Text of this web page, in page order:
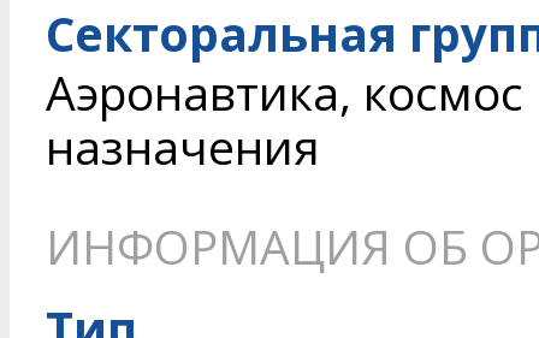
Секторальная
Аэронавтика,
назначения
ИНФОРМАЦИЯ ОБ